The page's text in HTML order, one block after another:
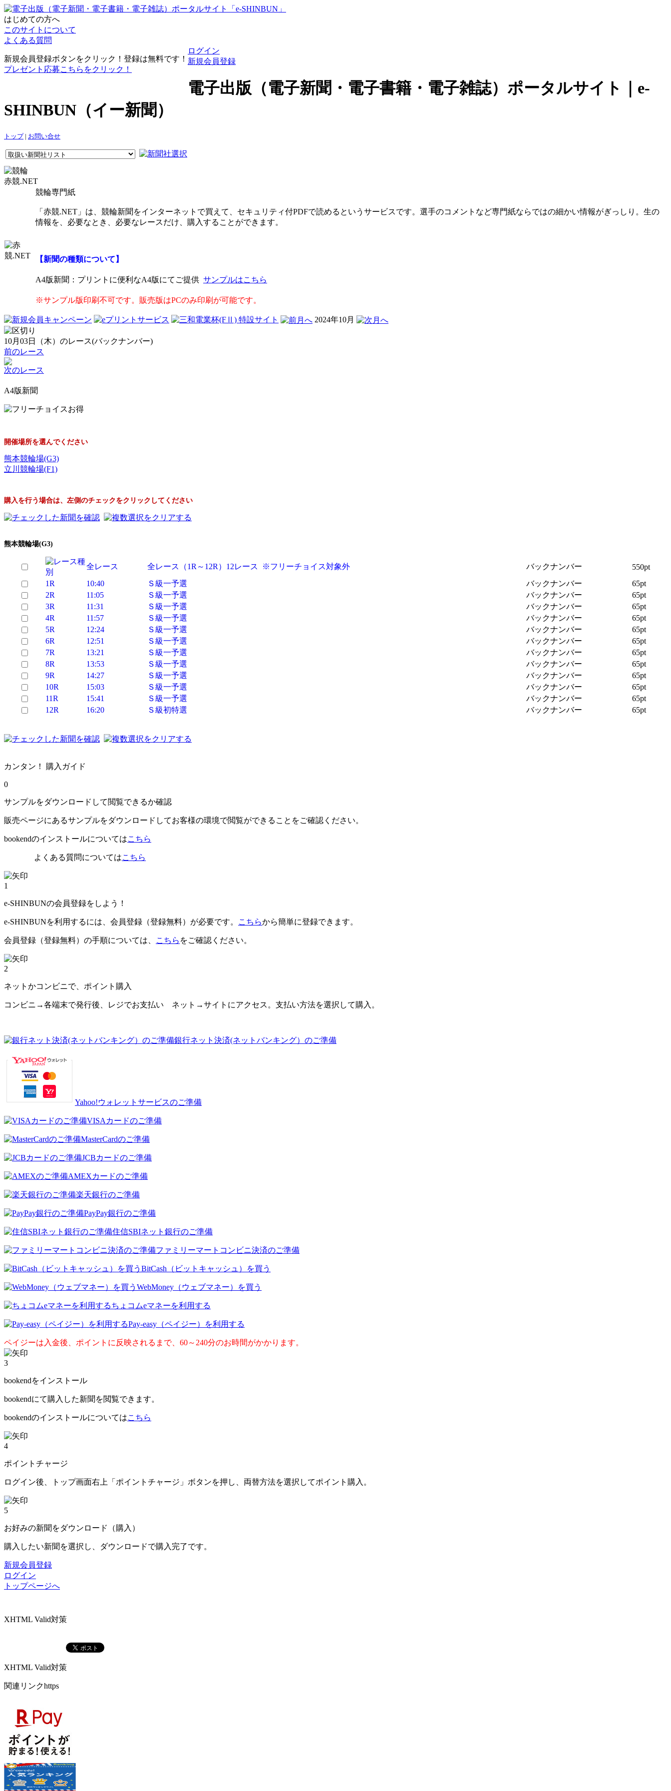
はじめての方へ
このサイトについて
よくある質問
新規会員登録ボタンをクリック！登録は無料です！
プレゼント応募こちらをクリック！
ログイン
新規会員登録
電子出版（電子新聞・電子書籍・電子雑誌）ポータルサイト｜e-
SHINBUN（イー新聞）
トップ| お問い合せ
赤競.NET
競輪専門紙
「赤競.NET」は、競輪新聞をインターネットで買えて、セキュリティ付PDFで読めるというサービスです。選手のコメントなど専門紙ならではの細かい情報がぎっしり。生の
情報を、必要なとき、必要なレースだけ、購入することができます。
【新聞の種類について】
A4版新聞 ：プリントに便利なA4版にてご提供 サンプルはこちら
※サンプル版印刷不可です。販売版はPCのみ印刷が可能です。
2024年10月
10月03日（木）のレース(バックナンバー)
前のレース
次のレース
A4版新聞
開催場所を選んでください
熊本競輪場(G3)
立川競輪場(F1)
購入を行う場合は、左側のチェックをクリックしてください
熊本競輪場(G3)
全レース 全レース（1R～12R）12レース ※フリーチョイス対象外 バックナンバー
550pt
1R
10:40 Ｓ級一予選 バックナンバー
65pt
2R
11:05 Ｓ級一予選 バックナンバー
65pt
3R
11:31 Ｓ級一予選 バックナンバー
65pt
4R
11:57 Ｓ級一予選 バックナンバー
65pt
5R
12:24 Ｓ級一予選 バックナンバー
65pt
6R
12:51 Ｓ級一予選 バックナンバー
65pt
7R
13:21 Ｓ級一予選 バックナンバー
65pt
8R
13:53 Ｓ級一予選 バックナンバー
65pt
9R
14:27 Ｓ級一予選 バックナンバー
65pt
10R
15:03 Ｓ級一予選 バックナンバー
65pt
11R
15:41 Ｓ級一予選 バックナンバー
65pt
12R
16:20 Ｓ級初特選 バックナンバー 65pt
カンタン！ 購入ガイド
0
サンプルをダウンロードして閲覧できるか確認
販売ページにあるサンプルをダウンロードしてお客様の環境で閲覧ができることをご確認ください。
bookendのインストールについてはこちら
よくある質問についてはこちら
1
e-SHINBUNの会員登録をしよう！
e-SHINBUNを利用するには、会員登録（登録無料）が必要です。 こちらから簡単に登録できます。
会員登録（登録無料）の手順については、 こちら をご確認ください。
2
ネットかコンビニで、ポイント購入
コンビニ→各端末で発行後、レジでお支払い ネット→サイトにアクセス。支払い方法を選択して購入。
銀行ネット決済(ネットバンキング）のご準備
Yahoo!ウォレットサービスのご準備
VISAカードのご準備
MasterCardのご準備
JCBカードのご準備
AMEXカードのご準備
楽天銀行のご準備
PayPay銀行のご準備
住信SBIネット銀行のご準備
ファミリーマートコンビニ決済のご準備
BitCash（ビットキャッシュ）を買う
WebMoney（ウェブマネー）を買う
ちょコムeマネーを利用する
Pay-easy（ペイジー）を利用する
ペイジーは入金後、ポイントに反映されるまで、60～240分のお時間がかかります。
3
bookendをインストール
bookendにて購入した新聞を閲覧できます。
bookendのインストールについてはこちら
4
ポイントチャージ
ログイン後、トップ画面右上「ポイントチャージ」ボタンを押し、両替方法を選択してポイント購入。
5
お好みの新聞をダウンロード（購入）
購入したい新聞を選択し、ダウンロードで購入完了です。
新規会員登録
ログイン
トップページへ
XHTML Valid対策
XHTML Valid対策
関連リンクhttps